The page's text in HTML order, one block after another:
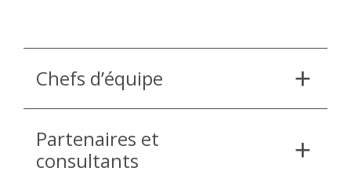
Chefs d’équipe
Partenaires et
consultants